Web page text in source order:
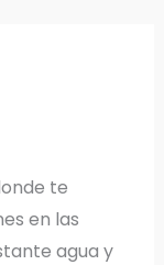
te
en las
agua y